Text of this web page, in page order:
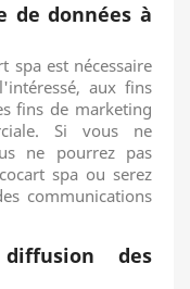
de données à
spa est nécessaire
aux fins
fins de marketing
Si vous ne
ne pourrez pas
spa ou serez
communications
des